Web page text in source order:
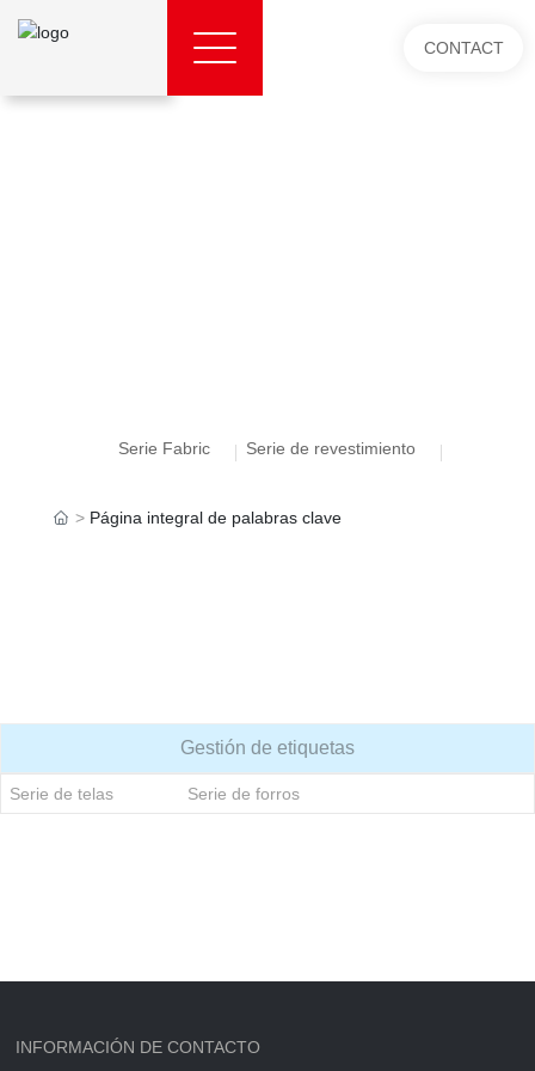
Serie Fabric Serie de revestimiento
Página integral de palabras clave
CONTACT
Gestión de etiquetas
Serie de telas Serie de forros
INFORMACIÓN DE CONTACTO